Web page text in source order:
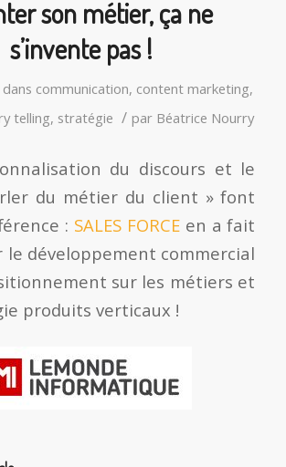
son métier, ça ne
s’invente pas !
dans communication, content marketing,
telling, stratégie / par Béatrice Nourry
du discours et le
du métier du client » font
: SALES FORCEen a fait
le développement commercial
sur les métiers et
produits verticaux !